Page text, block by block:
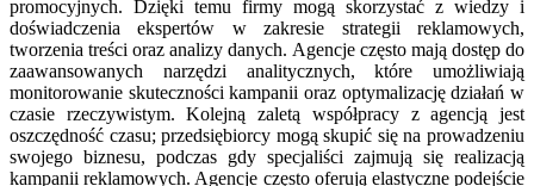
promocyjnych. Dzięki temu firmy mogą skorzystać z wiedzy i
doświadczenia ekspertów w zakresie strategii reklamowych,
tworzenia treści oraz analizy danych. Agencje często mają dostęp do
zaawansowanych narzędzi analitycznych, które umożliwiają
monitorowanie skuteczności kampanii oraz optymalizację działań w
czasie rzeczywistym. Kolejną zaletą współpracy z agencją jest
oszczędność czasu; przedsiębiorcy mogą skupić się na prowadzeniu
swojego biznesu, podczas gdy specjaliści zajmują się realizacją
kampanii reklamowych. Agencje często oferują elastyczne podejście